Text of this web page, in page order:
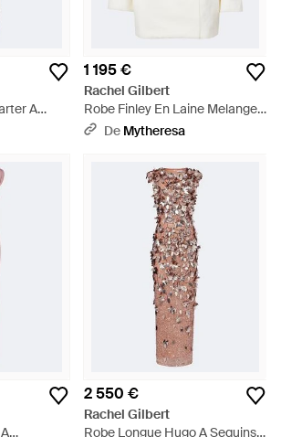
A
1 195 €
Rachel Gilbert
Robe Finley En Laine Melangee
- Blanc
De Mytheresa
2 550 €
Rachel Gilbert
Robe Longue Hugo A Sequins -